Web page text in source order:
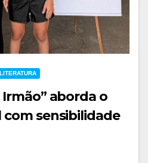
LITERATURA
aborda o
sensibilidade